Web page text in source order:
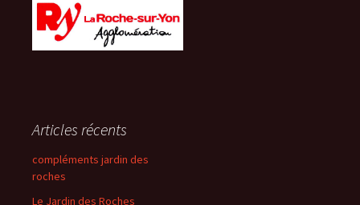
Articles récents
compléments jardin des
roches
Le Jardin des Roches